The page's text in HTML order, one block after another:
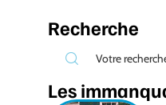
Recherche
Les